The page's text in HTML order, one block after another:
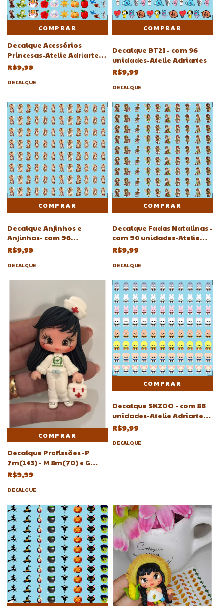
COMPRAR
Decalque Acessórios
Princesas-Atelie Adriartes
7mm e 9mm
R$9,99
DECALQUE
Decalque BT21 - com 96
unidades-Atelie Adriartes
R$9,99
DECALQUE
Decalque Anjinhos e
Anjinhas- com 96
unidades-Atelie Adriartes
R$9,99
DECALQUE
Decalque Fadas Natalinas -
com 90 unidades-Atelie
Adriartes 7mm
R$9,99
DECALQUE
COMPRAR
Decalque Profissões -P
7m(143) - M 8m(70) e G
9m(64) -Atelie Adriartes
R$9,99
DECALQUE
Decalque SKZOO - com 88
unidades-Atelie Adriartes
9mm
R$9,99
DECALQUE